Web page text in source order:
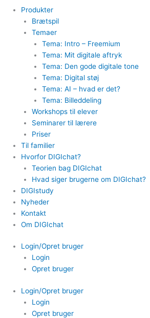
Produkter
Brætspil
Temaer
Tema: Intro – Freemium
Tema: Mit digitale aftryk
Tema: Den gode digitale tone
Tema: Digital støj
Tema: AI – hvad er det?
Tema: Billeddeling
Workshops til elever
Seminarer til lærere
Priser
Til familier
Hvorfor DIGIchat?
Teorien bag DIGIchat
Hvad siger brugerne om DIGIchat?
DIGIstudy
Nyheder
Kontakt
Om DIGIchat
Login/Opret bruger
Login
Opret bruger
Login/Opret bruger
Login
Opret bruger